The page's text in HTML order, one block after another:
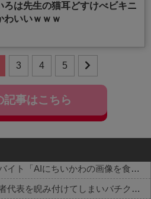
ろは先生の猫耳どすけべビキニ
わいいｗｗｗ
3 4 5
記事はこちら
になる
【画像】セブンイレブンのバイト「AIにちいかわの画像を食わせてっと………できた！」→とんでもないものが出来上がってしまうw w w w w
【悲報】高市おサナ、被爆者代表を睨み付けてしまいバチクソ炎上し始めるｗｗｗｗｗｗｗｗｗ